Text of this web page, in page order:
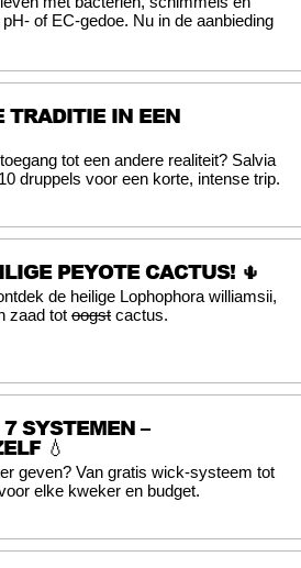
of EC-gedoe. Nu in de aanbieding
TRADITIE IN EEN
tot een andere realiteit? Salvia
druppels voor een korte, intense trip.
PEYOTE CACTUS! 🌵
de heilige Lophophora williamsii,
zaad tot oogst cactus.
SYSTEMEN –
💧
geven? Van gratis wick-systeem tot
elke kweker en budget.